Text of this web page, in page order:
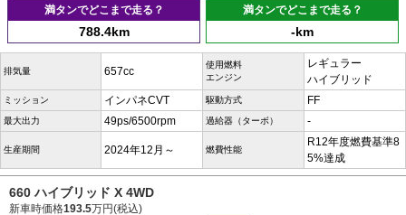
満タンでどこまで走る？
788.4km
満タンでどこまで走る？
-km
排気量 657cc
使用燃料
エンジン
レギュラー
ハイブリッド
ミッション インパネCVT 駆動方式 FF
最大出力 49ps/6500rpm 過給器（ターボ） -
生産期間 2024年12月～ 燃費性能
R12年度燃費基準8
5%達成
660 ハイブリッド X 4WD
新車時価格193.5万円(税込)